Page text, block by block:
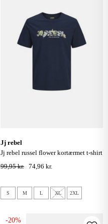
jj rebel
jj rebel russel flower kortærmet t-shirt
- navy blazer
99,95 kr. 74,96 kr.
S M L XL 2XL
-20%